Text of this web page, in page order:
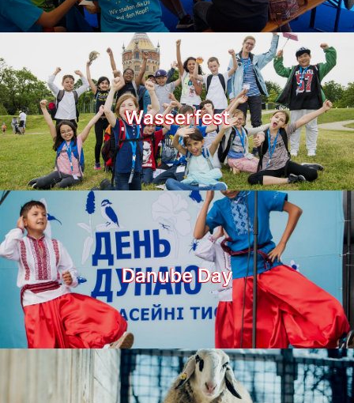
Wasserfest
Danube Day